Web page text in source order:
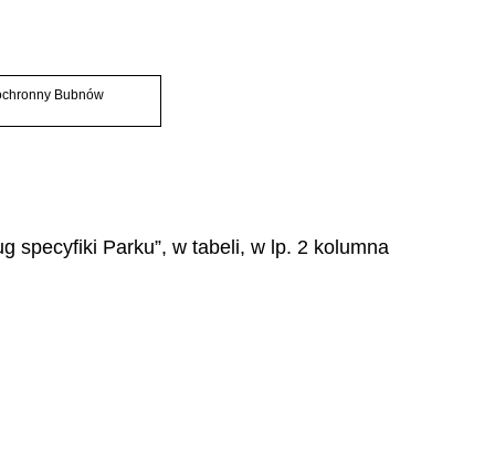
Bubnów
specyfiki Parku”, w tabeli, w lp. 2 kolumna